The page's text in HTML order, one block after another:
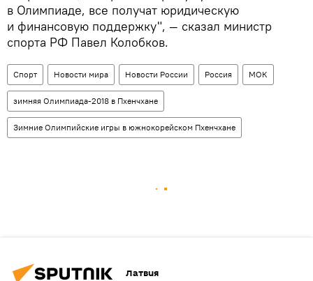
в Олимпиаде, все получат юридическую
и финансовую поддержку", — сказал министр
спорта РФ Павел Колобков.
Спорт Новости мира Новости России Россия МОК
зимняя Олимпиада-2018 в Пхенчхане
Зимние Олимпийские игры в южнокорейском Пхенчхане
Латвия